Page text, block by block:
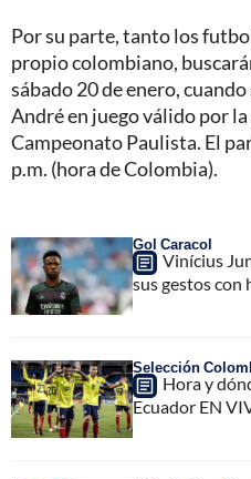
Por su parte, tanto los
propio colombiano,
sábado 20 de enero,
André en juego válido por
Campeonato Paulista. El
p.m. (hora de Colombia).
Gol Caracol
Vinícius
sus gestos
Selección
Hora y
Ecuador EN